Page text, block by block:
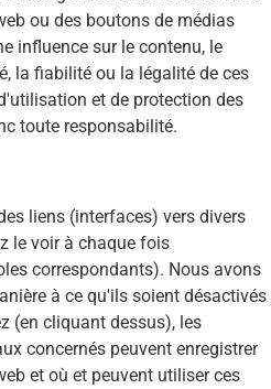
ou des boutons de médias
influence sur le contenu, le
la fiabilité ou la légalité de ces
et de protection des
toute responsabilité.
liens (interfaces) vers divers
le voir à chaque fois
correspondants). Nous avons
à ce qu'ils soient désactivés
(en cliquant dessus), les
concernés peuvent enregistrer
et où et peuvent utiliser ces